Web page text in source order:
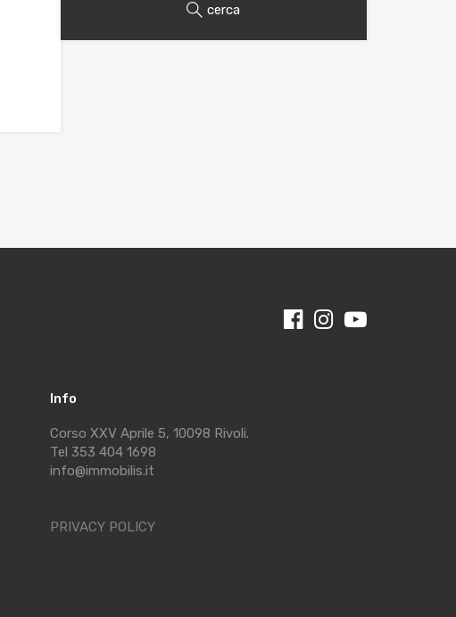
cerca
Info
Corso XXV Aprile 5, 10098 Rivoli.
Tel 353 404 1698
info@immobilis.it
PRIVACY POLICY